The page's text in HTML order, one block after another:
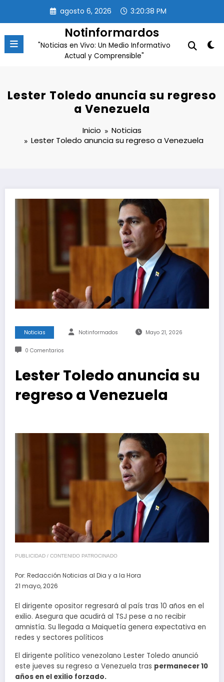
contenido
agosto 6, 2026 3:20:38 PM
Notinformardos
"Noticias en Vivo: Un Medio Informativo
Actual y Comprensible"
Lester Toledo anuncia su regreso
a Venezuela
Inicio
Noticias
Lester Toledo anuncia su regreso a Venezuela
Noticias Notinformados Mayo 21, 2026
0 Comentarios
Lester Toledo anuncia su
regreso a Venezuela
PUBLICIDAD / CONTENIDO PATROCINADO
Por: Redacción Noticias al Dia y a la Hora
21 mayo, 2026
El dirigente opositor regresará al país tras 10 años en el
exilio. Asegura que acudirá al TSJ pese a no recibir
amnistía. Su llegada a Maiquetía genera expectativa en
redes y sectores políticos
El dirigente político venezolano Lester Toledo anunció
este jueves su regreso a Venezuela tras permanecer 10
años en el exilio forzado.